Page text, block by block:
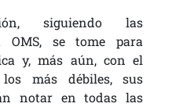
siguiendo las
OMS, se tome para
y, más aún, con el
más débiles, sus
notar en todas las